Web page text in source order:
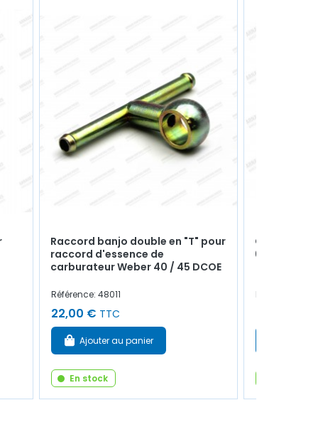
Raccord banjo double en "T" pour
raccord d'essence de
carburateur Weber 40 / 45 DCOE
Référence: 48011
22,00 € TTC
Ajouter au panier
En stock
Clapet
6mm
Référence: